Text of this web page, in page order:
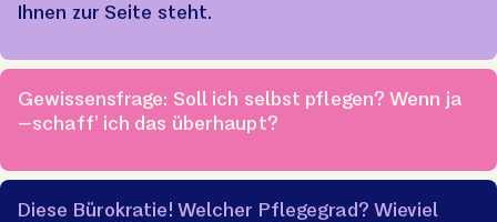
Ihnen zur Seite steht.
Gewissensfrage: Soll ich selbst pflegen? Wenn ja
–schaff’ ich das überhaupt?
Diese Bürokratie! Welcher Pflegegrad? Wieviel